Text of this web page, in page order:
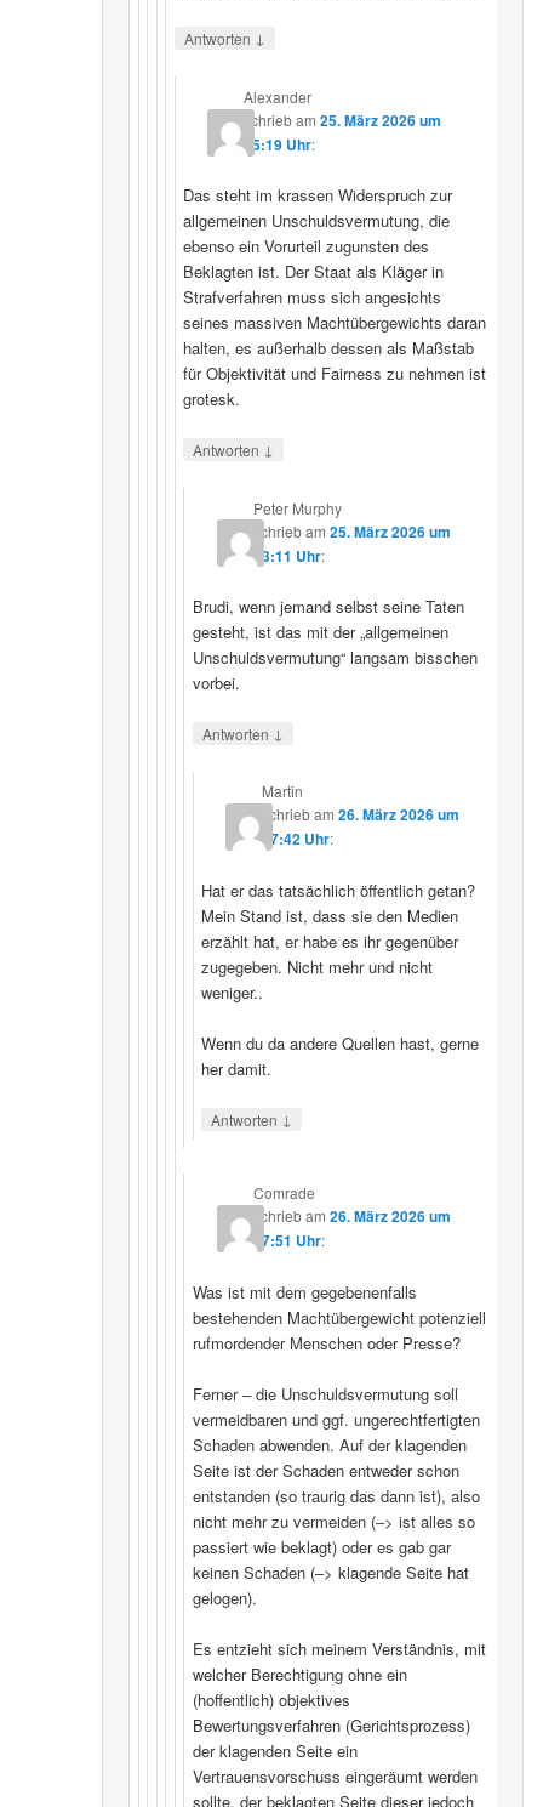
Antworten ↓
Alexander
schriebam25. März 2026 um
15:19 Uhr:
Das steht im krassen Widerspruch zur
allgemeinen Unschuldsvermutung, die
ebenso ein Vorurteil zugunsten des
Beklagten ist. Der Staat als Kläger in
Strafverfahren muss sich angesichts
seines massiven Machtübergewichts daran
halten, es außerhalb dessen als Maßstab
für Objektivität und Fairness zu nehmen ist
grotesk.
Antworten ↓
Peter Murphy
schriebam 25. März 2026 um
23:11 Uhr:
Brudi, wenn jemand selbst seine Taten
gesteht, ist das mit der „allgemeinen
Unschuldsvermutung“ langsam bisschen
vorbei.
Antworten ↓
Martin
schriebam26. März 2026 um
07:42 Uhr:
Hat er das tatsächlich öffentlich getan?
Mein Stand ist, dass sie den Medien
erzählt hat, er habe es ihr gegenüber
zugegeben. Nicht mehr und nicht
weniger..
Wenn du da andere Quellen hast, gerne
her damit.
Antworten ↓
Comrade
schriebam 26. März 2026 um
17:51 Uhr:
Was ist mit dem gegebenenfalls
bestehenden Machtübergewicht potenziell
rufmordender Menschen oder Presse?
Ferner – die Unschuldsvermutung soll
vermeidbaren und ggf. ungerechtfertigten
Schaden abwenden. Auf der klagenden
Seite ist der Schaden entweder schon
entstanden (so traurig das dann ist), also
nicht mehr zu vermeiden (–> ist alles so
passiert wie beklagt) oder es gab gar
keinen Schaden (–> klagende Seite hat
gelogen).
Es entzieht sich meinem Verständnis, mit
welcher Berechtigung ohne ein
(hoffentlich) objektives
Bewertungsverfahren (Gerichtsprozess)
der klagenden Seite ein
Vertrauensvorschuss eingeräumt werden
sollte, der beklagten Seite dieser jedoch